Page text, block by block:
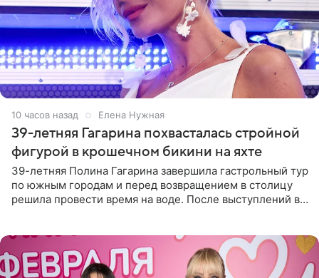
10 часов назад Елена Нужная
39-летняя Гагарина похвасталась стройной
фигурой в крошечном бикини на яхте
39-летняя Полина Гагарина завершила гастрольный тур
по южным городам и перед возвращением в столицу
решила провести время на воде. После выступлений в